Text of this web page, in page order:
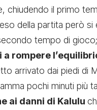
chiudendo il primo
della partita però si
tempo di gioco;
a rompere
arrivato dai piedi di
pochi minuti più
ai danni di Kalulu